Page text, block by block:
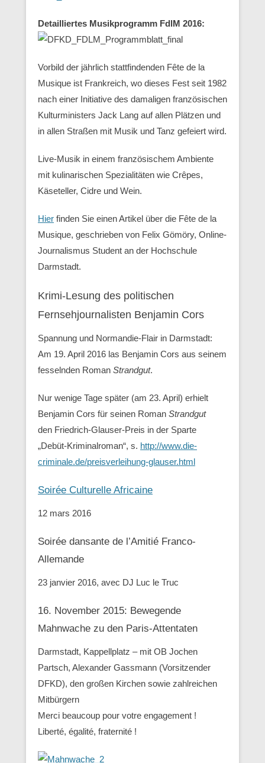
Detailliertes Musikprogramm FdlM 2016:
Vorbild der jährlich stattfindenden Fête de la
Musique ist Frankreich, wo dieses Fest seit 1982
nach einer Initiative des damaligen französischen
Kulturministers Jack Lang auf allen Plätzen und
in allen Straßen mit Musik und Tanz gefeiert wird.
Live-Musik in einem französischem Ambiente
mit kulinarischen Spezialitäten wie Crêpes,
Käseteller, Cidre und Wein.
Hier finden Sie einen Artikel über die Fête de la
Musique, geschrieben von Felix Gömöry, Online-
Journalismus Student an der Hochschule
Darmstadt.
Krimi-Lesung des politischen
Fernsehjournalisten Benjamin Cors
Spannung und Normandie-Flair in Darmstadt:
Am 19. April 2016 las Benjamin Cors aus seinem
fesselnden Roman Strandgut.
Nur wenige Tage später (am 23. April) erhielt
Benjamin Cors für seinen Roman Strandgut
den Friedrich-Glauser-Preis in der Sparte
„Debüt-Kriminalroman“, s. http://www.die-
criminale.de/preisverleihung-glauser.html
Soirée Culturelle Africaine
12 mars 2016
Soirée dansante de l’Amitié Franco-
Allemande
23 janvier 2016, avec DJ Luc le Truc
16. November 2015: Bewegende
Mahnwache zu den ‪Paris-Attentaten
Darmstadt, Kappellplatz – mit OB Jochen
Partsch, Alexander Gassmann (Vorsitzender
‪‎DFKD), den großen Kirchen sowie zahlreichen
Mitbürgern
Merci beaucoup pour votre engagement !
Liberté, égalité, fraternité !